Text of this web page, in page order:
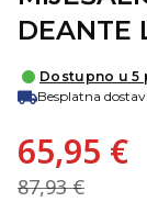
DEANTE
Dostupno u 5
Besplatna
65,95 €
87,93 €